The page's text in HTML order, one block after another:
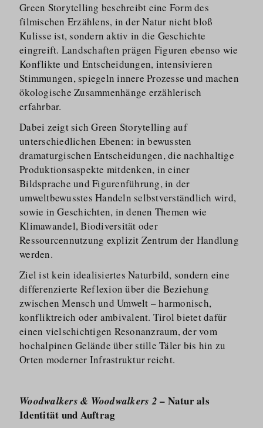
Green Storytelling beschreibt eine Form des
filmischen Erzählens, in der Natur nicht bloß
Kulisse ist, sondern aktiv in die Geschichte
eingreift. Landschaften prägen Figuren ebenso wie
Konflikte und Entscheidungen, intensivieren
Stimmungen, spiegeln innere Prozesse und machen
ökologische Zusammenhänge erzählerisch
erfahrbar.
Dabei zeigt sich Green Storytelling auf
unterschiedlichen Ebenen: in bewussten
dramaturgischen Entscheidungen, die nachhaltige
Produkti­onsaspekte mitdenken, in einer
Bildsprache und Figurenführung, in der
umweltbewusstes Handeln selbstver­ständlich wird,
sowie in Geschichten, in denen Themen wie
Klimawandel, Biodiversität oder
Ressourcennutzung explizit Zentrum der Handlung
werden.
Ziel ist kein idealisiertes Naturbild, sondern eine
differenzierte Reflexion über die Beziehung
zwischen Mensch und Umwelt – harmonisch,
konfliktreich oder ambivalent. Tirol bietet dafür
einen vielschichtigen Resonanzraum, der vom
hochalpinen Gelände über stille Täler bis hin zu
Orten moderner Infrastruktur reicht.
Woodwalkers & Woodwalkers 2 – Natur als
Identität und Auftrag